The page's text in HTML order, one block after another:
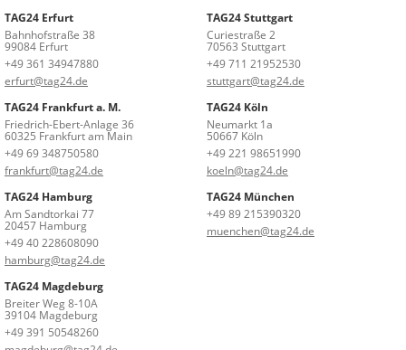
TAG24 Erfurt
Bahnhofstraße 38
99084 Erfurt
+49 361 34947880
erfurt@tag24.de
TAG24 Stuttgart
Curiestraße 2
70563 Stuttgart
+49 711 21952530
stuttgart@tag24.de
TAG24 Frankfurt a. M.
Friedrich-Ebert-Anlage 36
60325 Frankfurt am Main
+49 69 348750580
frankfurt@tag24.de
TAG24 Köln
Neumarkt 1a
50667 Köln
+49 221 98651990
koeln@tag24.de
TAG24 Hamburg
Am Sandtorkai 77
20457 Hamburg
+49 40 228608090
hamburg@tag24.de
TAG24 München
+49 89 215390320
muenchen@tag24.de
TAG24 Magdeburg
Breiter Weg 8-10A
39104 Magdeburg
+49 391 50548260